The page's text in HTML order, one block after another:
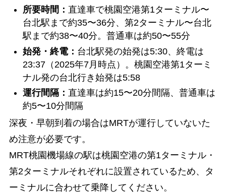
所要時間： 直達車で桃園空港第1ターミナル〜
台北駅まで約35〜36分、第2ターミナル〜台北
駅まで約38〜40分。普通車は約50〜55分
始発・終電： 台北駅発の始発は5:30、終電は
23:37（2025年7月時点）。桃園空港第1ターミ
ナル発の台北行き始発は5:58
運行間隔： 直達車は約15〜20分間隔、普通車は
約5〜10分間隔
深夜・早朝到着の場合はMRTが運行していないた
め注意が必要です。
MRT桃園機場線の駅は桃園空港の第1ターミナル・
第2ターミナルそれぞれに設置されているため、タ
ーミナルに合わせて乗降してください。